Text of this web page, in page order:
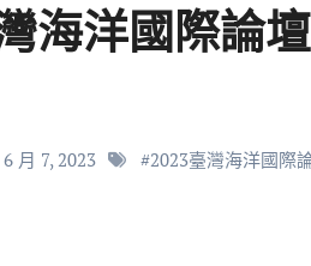
海洋國際論
6 月 7, 2023 #2023臺灣海洋國際